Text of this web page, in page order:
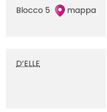
Blocco 5
mappa
D’ELLE